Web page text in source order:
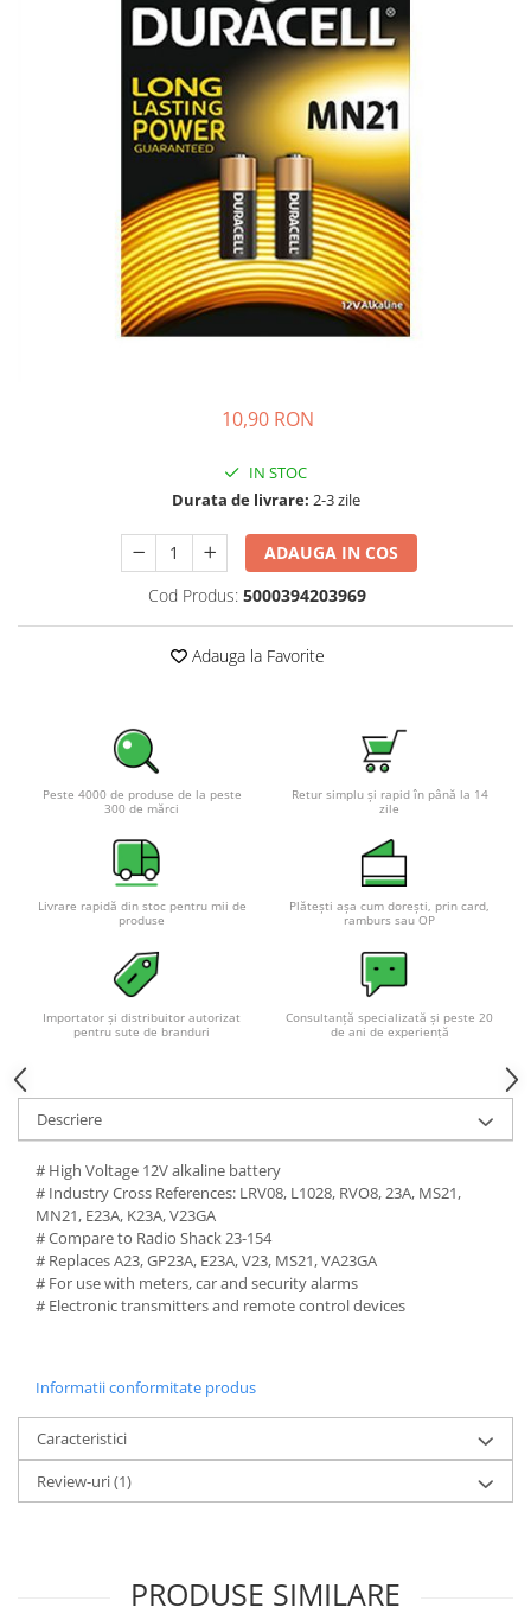
Incarcatoare acumulatori
Panouri fotovoltaice si accesorii
Panouri fotovoltaice
Sisteme prindere panouri
Invertoare Hibrid
Invertoare On-grid
Invertoare Off-grid
Pachete complete stocare energie
Sisteme de Stocare Comerciale
Sisteme fotovoltaice complete
Sisteme fotovoltaice de putere
Pachete sisteme fotovoltaice
Statii de incarcare vehicule
Statii de incarcare
Cabluri de incarcare vehicule
electrice
Turbine eoliene pentru casă
Acumulatori VRLA AGM/GEL /
Tractiune / LiFePo4
Baterii si acumulatori gel si VRLA
Baterii si acumulatori AGM VRLA
de 6-12 V
Acumulatori Moto, ATV
GEL
AGM
SLA AGM (Sealed Lead Acid)
Tractiune
Marine & Caravan
APC
Sisteme de management (BMS)
10,90 RON
IN STOC
Durata de livrare: 2-3 zile
ADAUGA IN COS
Cod Produs: 5000394203969
Adauga la Favorite
Peste 4000 de produse de la peste
300 de mărci
Retur simplu și rapid în până la 14
zile
Livrare rapidă din stoc pentru mii de
produse
Plătești așa cum dorești, prin card,
ramburs sau OP
Importator și distribuitor autorizat
pentru sute de branduri
Consultanță specializată și peste 20
de ani de experiență
Descriere
# High Voltage 12V alkaline battery
# Industry Cross References: LRV08, L1028, RVO8, 23A, MS21,
MN21, E23A, K23A, V23GA
# Compare to Radio Shack 23-154
# Replaces A23, GP23A, E23A, V23, MS21, VA23GA
# For use with meters, car and security alarms
# Electronic transmitters and remote control devices
Informatii conformitate produs
Caracteristici
Review-uri(1)
PRODUSE SIMILARE